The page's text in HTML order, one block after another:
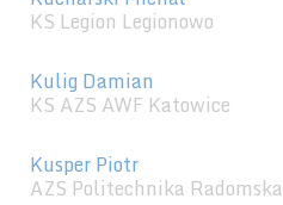
KS Legion Legionowo
Kulig Damian
KS AZS AWF Katowice
Kusper Piotr
AZS Politechnika Radomska